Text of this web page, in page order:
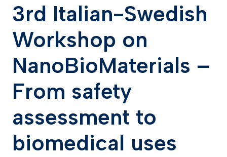
3rd Italian-Swedish
Workshop on
NanoBioMaterials –
From safety
assessment to
biomedical uses